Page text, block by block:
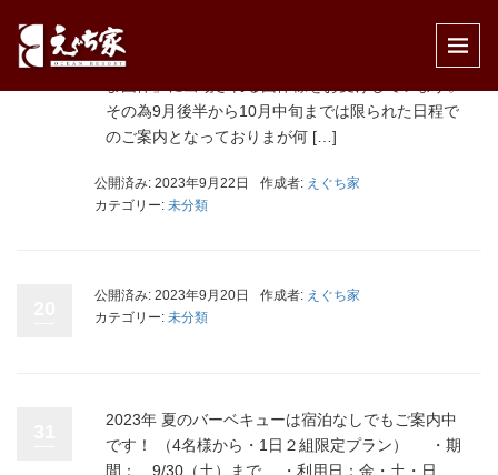
22
いつもOCEAN RESORTえぐち家をご愛顧下さり
誠に有難うございます。 現在えぐち家では「かごし
その為9月後半から10月中旬までは限られた日程で
のご案内となっておりまが何 […]
公開済み: 2023年9月22日 作成者: えぐち家
カテゴリー: 未分類
公開済み: 2023年9月20日 作成者: えぐち家
カテゴリー: 未分類
2023年 夏のバーベキューは宿泊なしでもご案内中
です！ （4名様から・1日２組限定プラン） ・期
間： 9/30（土）まで ・利用日：金・土・日